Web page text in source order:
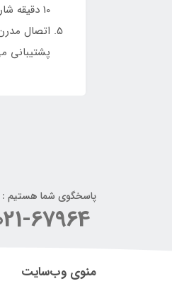
10 دقیقه شارژ سریع، می‌توانید 2 ساعت به کار با آن ادامه دهید .
پشتیبانی
پاسخگوی شما هستیم : شنبه تا چهارشنبه
67964
منوی وب‌سایت